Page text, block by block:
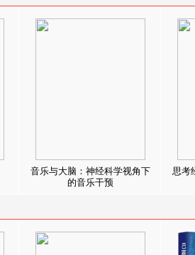
音乐与大脑：神经科学视角下
的音乐干预
思考